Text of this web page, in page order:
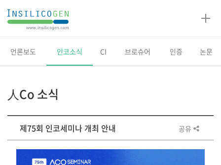
인
실
코
젠
언론보도 인코소식 CI 브로슈어 인증 논문
人Co 소식
제75회 인코세미나 개최 안내 공유